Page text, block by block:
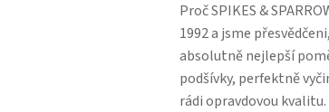
Proč SPIKES &
1992 a jsme
absolutně nejlepší
podšívky, perfektně
rádi opravdovou